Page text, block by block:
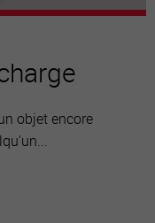
objet encore